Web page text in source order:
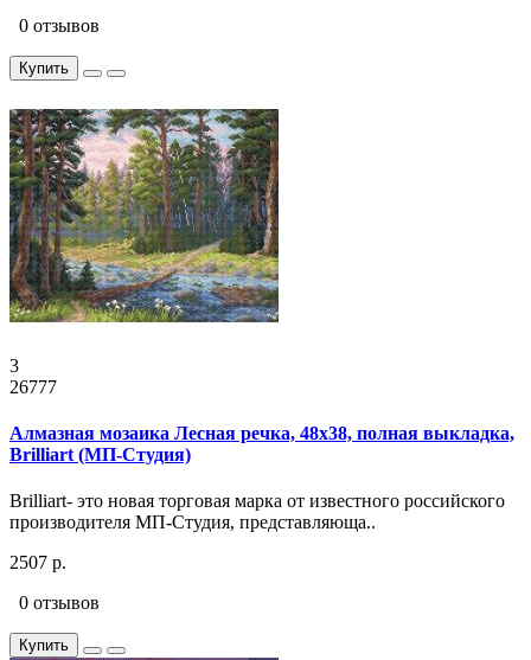
0 отзывов
Купить
3
26777
Алмазная мозаика Лесная речка, 48x38, полная выкладка,
Brilliart (МП-Студия)
Brilliart- это новая торговая марка от известного российского
производителя МП-Студия, представляюща..
2507 р.
0 отзывов
Купить